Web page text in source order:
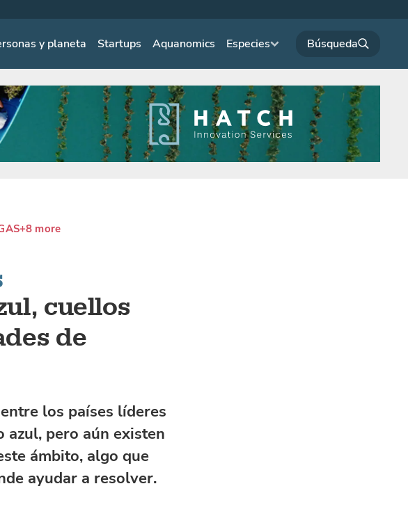
y planeta Startups Aquanomics Especies
cuellos
de
+8 more
los países líderes
azul, pero aún existen
ámbito, algo que
ayudar a resolver.